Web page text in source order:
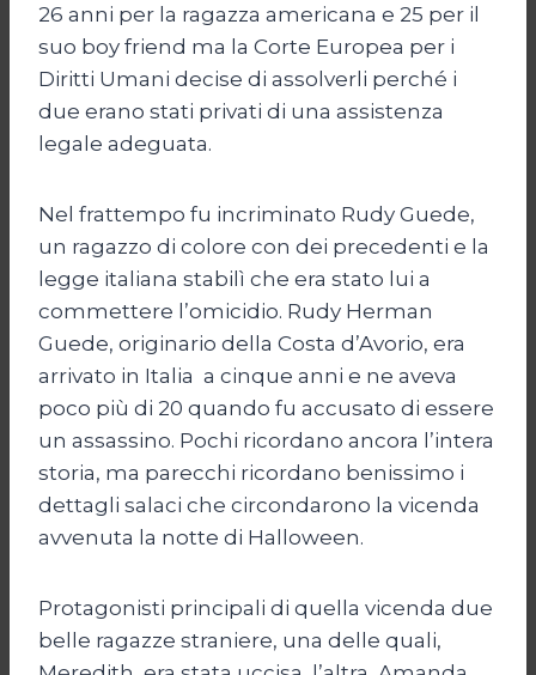
26 anni per la ragazza americana e 25 per il
suo boy friend ma la Corte Europea per i
Diritti Umani decise di assolverli perché i
due erano stati privati di una assistenza
legale adeguata.
Nel frattempo fu incriminato Rudy Guede,
un ragazzo di colore con dei precedenti e la
legge italiana stabilì che era stato lui a
commettere l’omicidio. Rudy Herman
Guede, originario della Costa d’Avorio, era
arrivato in Italia a cinque anni e ne aveva
poco più di 20 quando fu accusato di essere
un assassino. Pochi ricordano ancora l’intera
storia, ma parecchi ricordano benissimo i
dettagli salaci che circondarono la vicenda
avvenuta la notte di Halloween.
Protagonisti principali di quella vicenda due
belle ragazze straniere, una delle quali,